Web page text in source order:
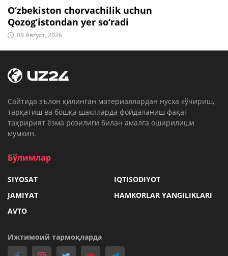
O‘zbekiston chorvachilik uchun
Qozog‘istondan yer so‘radi
09 Август, 2026
Cайтида эълон қилинган материаллардан нусха кўчириш,
тарқатиш ва бошқа шаклларда фойдаланиш фақат
таҳририят ёзма розилиги билан амалга оширилиши
мумкин.
Бўлимлар
SIYOSAT
IQTISODIYOT
JAMIYAT
HAMKORLAR YANGILIKLARI
AVTO
Ижтимоий тармоқларда